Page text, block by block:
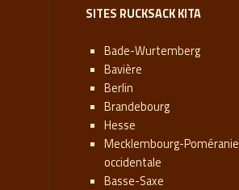
SITES RUCKSACK KITA
Bade-Wurtemberg
Bavière
Berlin
Brandebourg
Hesse
Mecklembourg-Poméranie
occidentale
Basse-Saxe